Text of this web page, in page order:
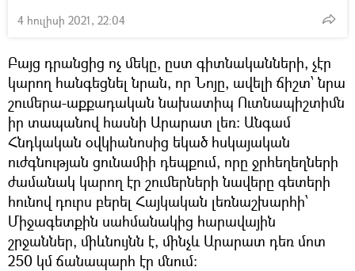
4 հուլիսի 2021, 22:04
Բայց դրանցից ոչ մեկը, ըստ գիտնականների, չէր
կարող հանգեցնել նրան, որ Նոյը, ավելի ճիշտ՝ նրա
շումերա-աքքադական նախատիպ Ուտնապիշտիմն
իր տապանով հասնի Արարատ լեռ։ Անգամ
Հնդկական օվկիանոսից եկած հսկայական
ուժգնության ցունամիի դեպքում, որը ջրհեղեղների
ժամանակ կարող էր շումերների նավերը գետերի
հունով դուրս բերել Հայկական լեռնաշխարհի՝
Միջագետքին սահմանակից հարավային
շրջաններ, միևնույնն է, մինչև Արարատ դեռ մոտ
250 կմ ճանապարհ էր մնում։